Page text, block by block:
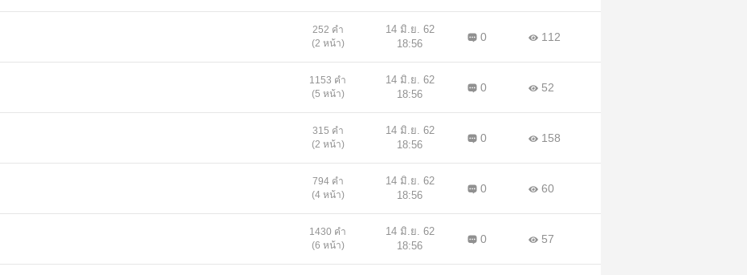
252 คำ
(2 หน้า)
14 มิ.ย. 62
18:56
0 112
1153 คำ
(5 หน้า)
14 มิ.ย. 62
18:56
0 52
315 คำ
(2 หน้า)
14 มิ.ย. 62
18:56
0 158
794 คำ
(4 หน้า)
14 มิ.ย. 62
18:56
0 60
1430 คำ
(6 หน้า)
14 มิ.ย. 62
18:56
0 57